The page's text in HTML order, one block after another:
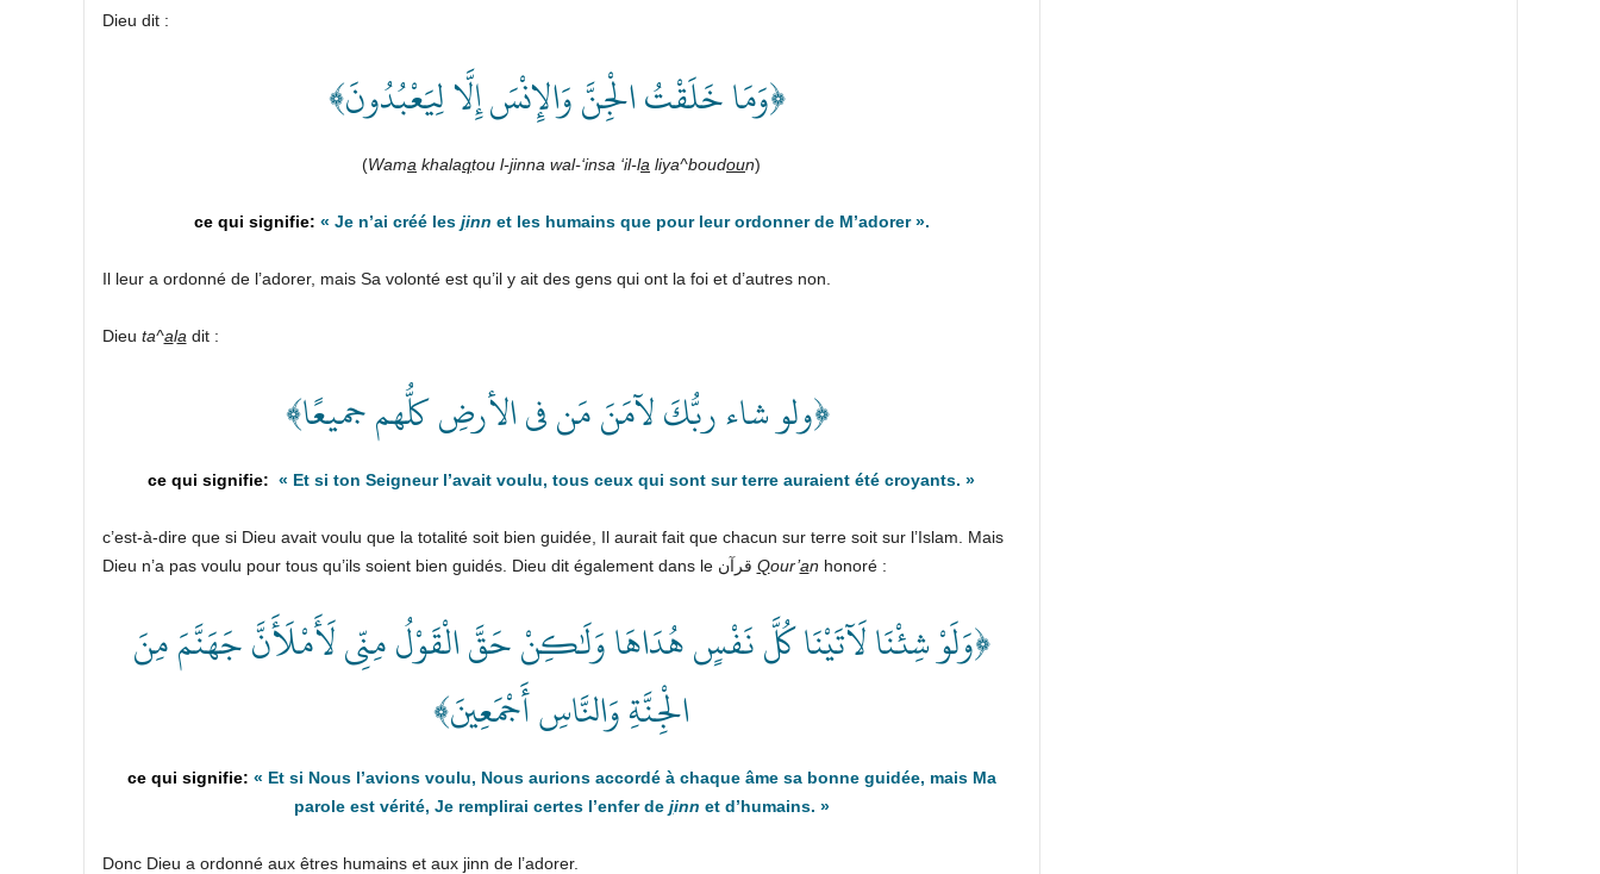
Dieu dit :
﴿وَمَا خَلَقْتُ الْجِنَّ وَالإِنْسَ إِلَّا لِيَعْبُدُونَ﴾
(Wama khalaqtou l-jinna wal-‘insa ‘il-la liya^boudoun)
« Je n’ai créé les jinn et les humains que pour leur ordonner de M’adorer».
Il leur a ordonné de l’adorer, mais Sa volonté est qu’il y ait des gens qui ont la foi et d’autres non.
Dieu ta^ala dit :
﴿ولو شاء ربُّكَ لآمَنَ مَن في الأرضِ كلُّهم جميعًا﴾
« Et si ton Seigneur l’avait voulu, tous ceux qui sont sur terre auraient été croyants. »
c’est-à-dire que si Dieu avait voulu que la totalité soit bien guidée, Il aurait fait que chacun sur terre soit sur l’Islam. Mais
Qour’an honoré :
﴿وَلَوْ شِئْنَا لَآتَيْنَا كُلَّ نَفْسٍ هُدَاهَا وَلَٰكِنْ حَقَّ الْقَوْلُ مِنِّي لَأَمْلَأَنَّ جَهَنَّمَ مِنَ
الْجِنَّةِ وَالنَّاسِ أَجْمَعِينَ﴾
« Et si Nous l’avions voulu, Nous aurions accordé à chaque âme sa bonne guidée, mais Ma
parole est vérité, Je remplirai certes l’enfer de jinn et d’humains. »
Donc Dieu a ordonné aux êtres humains et aux jinn de l’adorer.